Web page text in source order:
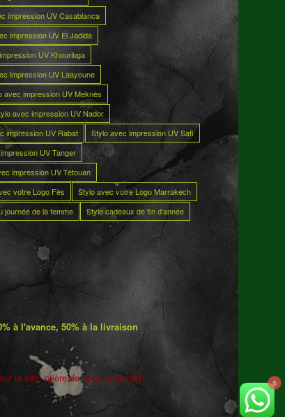
impression UV Casablanca
impression UV El Jadida
UV Khouribga
impression UV Laayoune
avec impression UV Meknès
avec impression UV Nador
impression UV Rabat
Stylo avec impression UV Safi
UV Tanger
impression UV Tétouan
votre Logo Fès
Stylo avec votre Logo Marrakech
journée de la femme
Stylo cadeaux de fin d’année
à l'avance, 50% à la livraison
le site. prière de nous contacter 5